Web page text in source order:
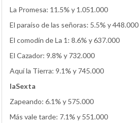
La Promesa: 11.5% y 1.051.000
El paraíso de las señoras: 5.5% y 448.000
El comodín de La 1: 8.6% y 637.000
El Cazador: 9.8% y 732.000
Aquí la Tierra: 9.1% y 745.000
laSexta
Zapeando: 6.1% y 575.000
Más vale tarde: 7.1% y 551.000